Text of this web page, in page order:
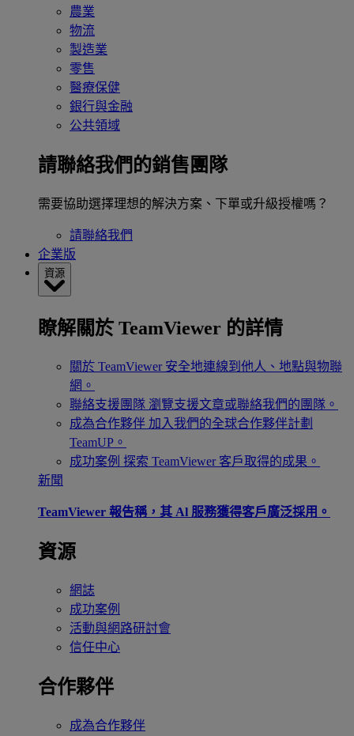
農業
物流
製造業
零售
醫療保健
銀行與金融
公共領域
請聯絡我們的銷售團隊
需要協助選擇理想的解決方案、下單或升級授權嗎？
請聯絡我們
企業版
資源
瞭解關於 TeamViewer 的詳情
關於 TeamViewer 安全地連線到他人、地點與物聯
網。
聯絡支援團隊 瀏覽支援文章或聯絡我們的團隊。
成為合作夥伴 加入我們的全球合作夥伴計劃
TeamUP。
成功案例 探索 TeamViewer 客戶取得的成果。
新聞
TeamViewer 報告稱，其 Al 服務獲得客戶廣泛採用。
資源
網誌
成功案例
活動與網路研討會
信任中心
合作夥伴
成為合作夥伴